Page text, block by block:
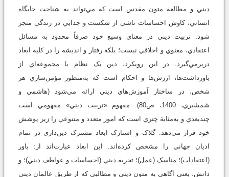
ديني و مطالعة متون مقدس است كه مي‌تواند به شناخت جايگاه
انساني، کاوش احساسات ناشي از شکست و جدايي در زندگي منجر
شود. تربيت ديني در معناي وسيع خود صرفاً محدود به مسائل
اعتقادي، معنوي و اخلاقي نيست؛ بلکه رفتار و انديشه را در کلية ابعاد
دربرمي‌گيرد. در اين رويکرد، دين يک نظام يا مجموعه‌اي از
باورداشت‌ها، ارزش‌ها و احکام است که به‌منظور مؤمن‌سازي هر
شخص، در ساختار آموزش‌هاي ديني ارائه مي‌شود (هاشمي و
شمشيري، 1400، ص80). مفهوم «تربيت ديني» مفهومي است
چندبعدي و به‌مثابة چتري است که امور متعدد و متنوعي را زير پوشش
خود قرار مي‌دهد. گلاک و استارک ابعاد مشترک دين‌داري در تمام
اديان جهاني را مشخص کرده‌اند. اين ابعاد عبارت‌اند از: باور
(اعتقادات)؛ مناسک (عمل)؛ تجربة ديني (احساسات و عواطف ديني)؛ و
دانش، يعني آگاهي به متون ديني و مطالبي که از طريق عالمان ديني